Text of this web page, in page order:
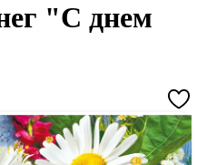
"С днем